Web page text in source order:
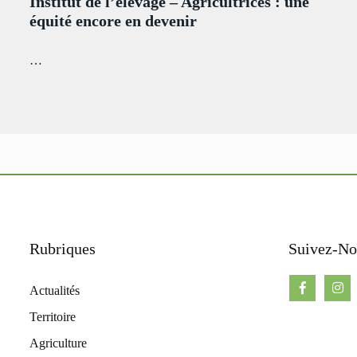
équité encore en devenir
…
Rubriques
Actualités
Territoire
Agriculture
Suivez-